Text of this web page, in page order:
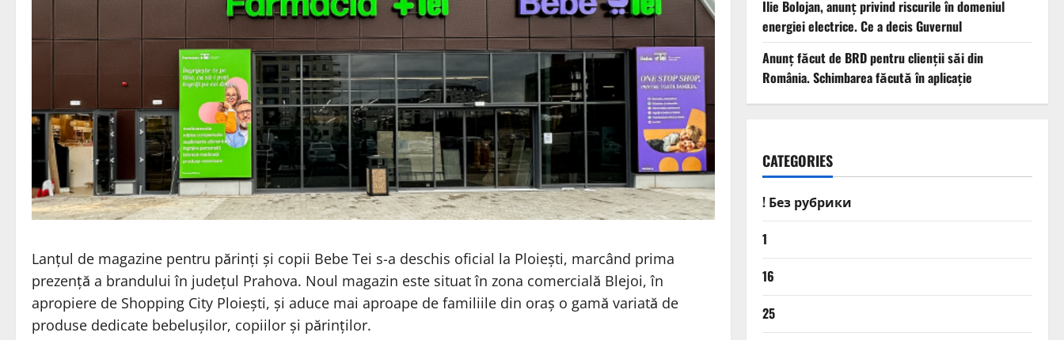
Lanțul de magazine pentru părinți și copii Bebe Tei s-a deschis oficial la Ploiești, marcând prima
prezență a brandului în județul Prahova. Noul magazin este situat în zona comercială Blejoi, în
apropiere de Shopping City Ploiești, și aduce mai aproape de familiile din oraș o gamă variată de
produse dedicate bebelușilor, copiilor și părinților.
Ilie Bolojan, anunț privind riscurile în domeniul
energiei electrice. Ce a decis Guvernul
Anunț făcut de BRD pentru clienții săi din
România. Schimbarea făcută în aplicație
CATEGORIES
! Без рубрики
1
16
25